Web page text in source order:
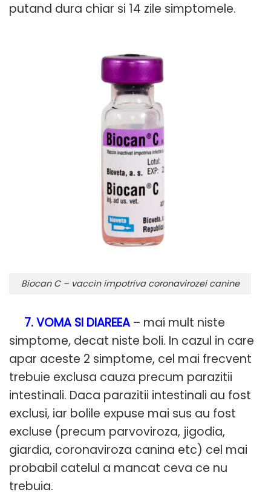
putand dura chiar si 14 zile simptomele.
Biocan C – vaccin impotriva coronavirozei canine
7. VOMA SI DIAREEA – mai mult niste
simptome, decat niste boli. In cazul in care
apar aceste 2 simptome, cel mai frecvent
trebuie exclusa cauza precum parazitii
intestinali. Daca parazitii intestinali au fost
exclusi, iar bolile expuse mai sus au fost
excluse (precum parvoviroza, jigodia,
giardia, coronaviroza canina etc) cel mai
probabil catelul a mancat ceva ce nu
trebuia.